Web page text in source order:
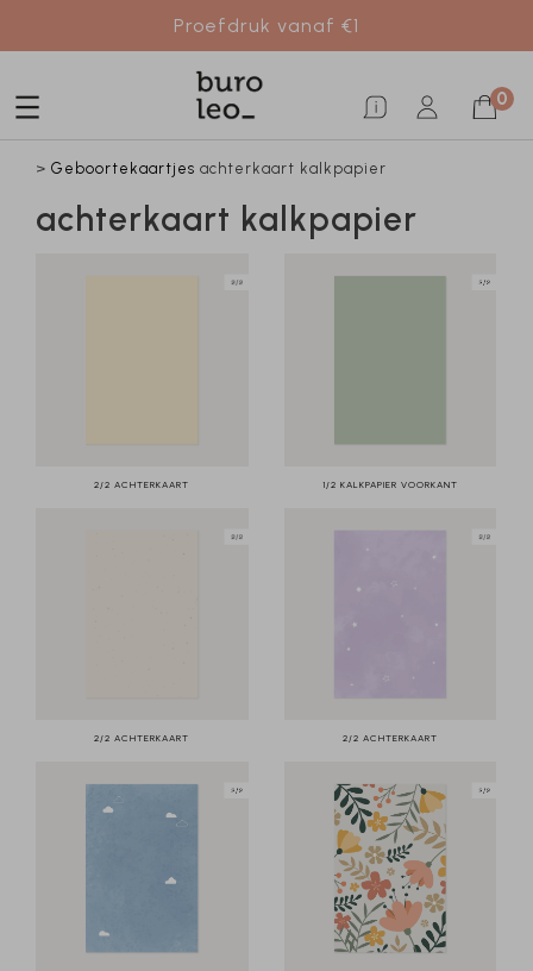
Proefdruk vanaf €1
0
> Geboortekaartjes achterkaart kalkpapier
achterkaart kalkpapier
2/2 ACHTERKAART 1/2 KALKPAPIER VOORKANT
2/2 ACHTERKAART 2/2 ACHTERKAART